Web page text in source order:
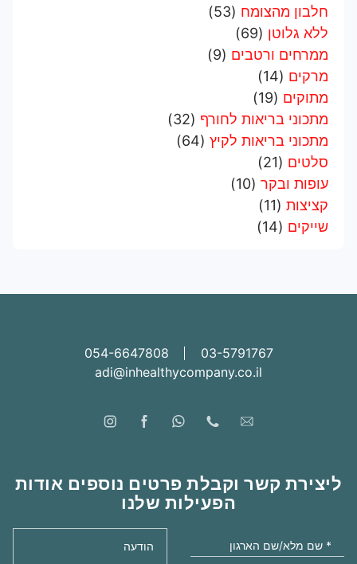
חלבון מהצומח (53)
ללא גלוטן (69)
ממרחים ורטבים (9)
מרקים (14)
מתוקים (19)
מתכוני בריאות לחורף (32)
מתכוני בריאות לקיץ (64)
סלטים (21)
עופות ובקר (10)
קציצות (11)
שייקים (14)
03-5791767
054-6647808
adi@inhealthycompany.co.il
ליצירת קשר וקבלת פרטים נוספים אודות
הפעילות שלנו